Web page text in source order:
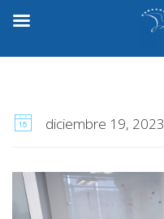
diciembre 19, 2023